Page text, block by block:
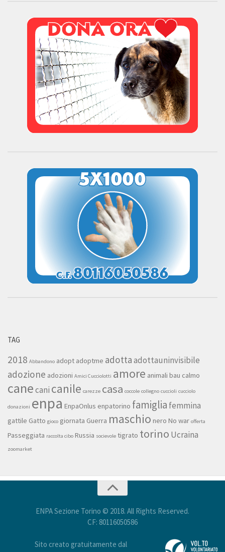
TAG
2018 Abbandono adopt adoptme adottaadottauninvisibile
adozione adozioni Amici Cucciolotti amore animali bau calmo
canecani canile carezze casa coccole collegno cuccioli cucciolo
donazioni enpa EnpaOnlus enpatorino famiglia femmina
gattile Gatto gioco giornata Guerra maschio nero No war offerta
Passeggiata raccolta cibo Russia socievole tigrato torino Ucraina
zoomarket
ENPA Sezione Torino © 2018. All Rights Reserved.
CF: 80116050586
Sito creato gratuitamente dal